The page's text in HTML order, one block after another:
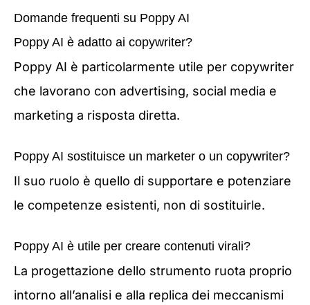
Domande frequenti su Poppy AI
Poppy AI è adatto ai copywriter?
Poppy AI è particolarmente utile per copywriter
che lavorano con advertising, social media e
marketing a risposta diretta.
Poppy AI sostituisce un marketer o un copywriter?
Il suo ruolo è quello di supportare e potenziare
le competenze esistenti, non di sostituirle.
Poppy AI è utile per creare contenuti virali?
La progettazione dello strumento ruota proprio
intorno all’analisi e alla replica dei meccanismi